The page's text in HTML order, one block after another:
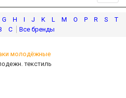
G H I J K L M O P R S
T
С
молодёжные
текстиль